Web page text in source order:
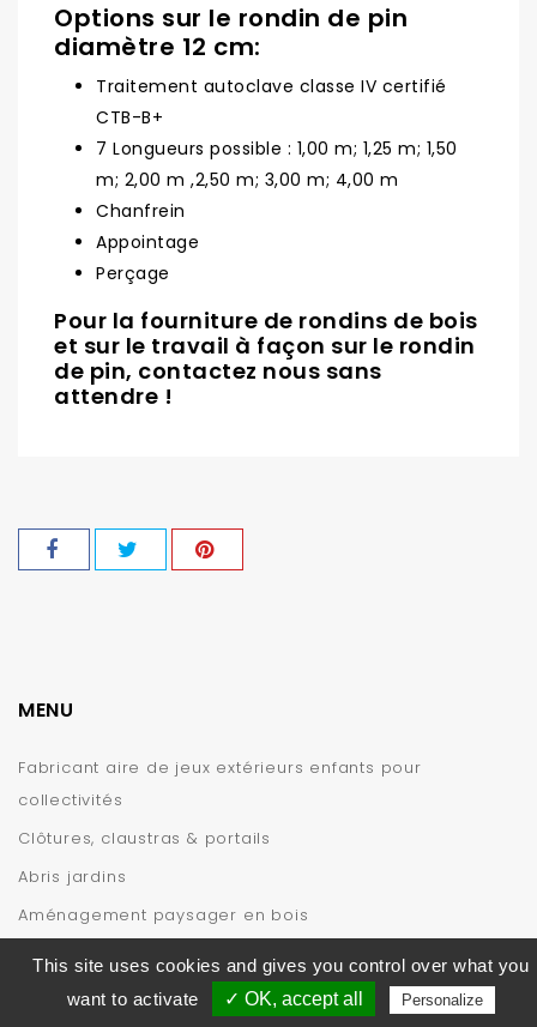
Options sur le rondin de pin
diamètre 12 cm:
Traitement autoclave classe IV certifié
CTB-B+
7 Longueurs possible : 1,00 m; 1,25 m; 1,50
m; 2,00 m ,2,50 m; 3,00 m; 4,00 m
Chanfrein
Appointage
Perçage
Pour la fourniture de rondins de bois
et sur le travail à façon sur le rondin
de pin, contactez nous sans
attendre !
MENU
Fabricant aire de jeux extérieurs enfants pour
collectivités
Clôtures, claustras & portails
Abris jardins
Aménagement paysager en bois
INFORMATIONS
This site uses cookies and gives you control over what you
want to activate
✓ OK, accept all Personalize